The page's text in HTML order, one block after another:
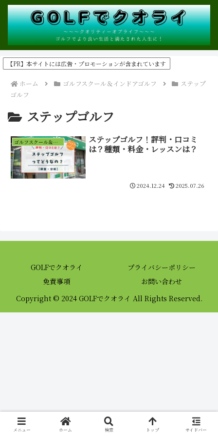
【PR】本サイトには広告・プロモーションが含まれています
ホーム ゴルフスクール＆インドアゴルフ
ステップ
ゴルフ
ステップゴルフ
ゴルフスクール＆インドアゴルフ
ステップゴルフ！評判・口コミ
は？種類・料金・レッスンは？
2024.12.24 2025.07.26
GOLFでクオライ
プライバシーポリシー
免責事項
お問い合わせ
Copyright © 2024 GOLFでクオライ All Rights Reserved.
メニュー ホーム 検索 トップ サイドバー